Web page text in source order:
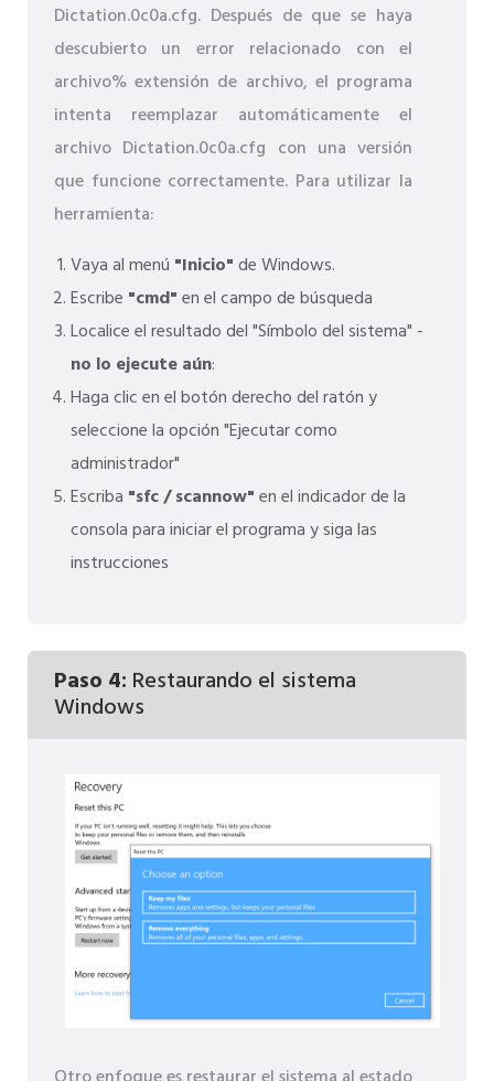
Dictation.0c0a.cfg. Después de que se haya
descubierto un error relacionado con el
archivo% extensión de archivo, el programa
intenta reemplazar automáticamente el
archivo Dictation.0c0a.cfg con una versión
que funcione correctamente. Para utilizar la
herramienta:
Vaya al menú "Inicio"de Windows.
Escribe "cmd"en el campo de búsqueda
Localice el resultado del "Símbolo del sistema" -
no lo ejecute aún:
Haga clic en el botón derecho del ratón y
seleccione la opción "Ejecutar como
administrador"
Escriba "sfc / scannow"en el indicador de la
consola para iniciar el programa y siga las
instrucciones
Paso 4: Restaurando el sistema
Windows